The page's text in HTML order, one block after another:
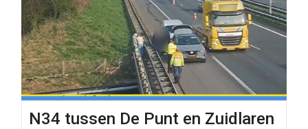
N34 tussen De Punt en Zuidlaren